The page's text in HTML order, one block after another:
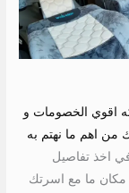
اقوي الخصومات و
من اهم ما نهتم به
اخذ تفاصيل
مكان ما مع اسرتك